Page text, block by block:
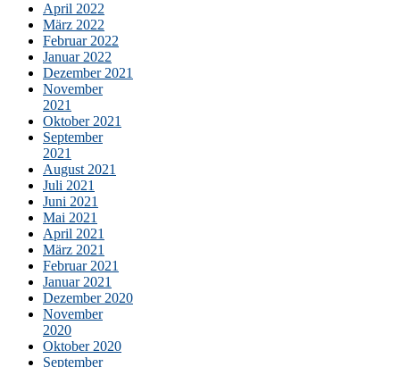
April 2022
März 2022
Februar 2022
Januar 2022
Dezember 2021
November
2021
Oktober 2021
September
2021
August 2021
Juli 2021
Juni 2021
Mai 2021
April 2021
März 2021
Februar 2021
Januar 2021
Dezember 2020
November
2020
Oktober 2020
September